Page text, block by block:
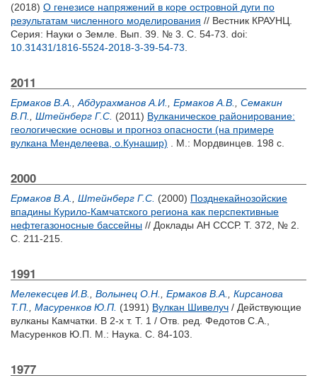
(2018) О генезисе напряжений в коре островной дуги по
результатам численного моделирования // Вестник КРАУНЦ.
Серия: Науки о Земле. Вып. 39. № 3. С. 54-73. doi:
10.31431/1816-5524-2018-3-39-54-73
2011
Ермаков В.А. Абдурахманов А.И. Ермаков А.В.
Семакин
В.П.
Штейнберг Г.С. (2011) Вулканическое районирование:
геологические основы и прогноз опасности (на примере
вулкана Менделеева, о.Кунашир) . М.: Мордвинцев. 198 с.
2000
Ермаков В.А. Штейнберг Г.С. (2000) Позднекайнозойские
впадины Курило-Камчатского региона как перспективные
нефтегазоносные бассейны // Доклады АН СССР. Т. 372, № 2.
С. 211-215.
1991
Мелекесцев И.В. Волынец О.Н. Ермаков В.А.
Кирсанова
Т.П.
Масуренков Ю.П. (1991) Вулкан Шивелуч / Действующие
вулканы Камчатки. В 2-х т. Т. 1 / Отв. ред. Федотов С.А.
Масуренков Ю.П.
М.: Наука. С. 84-103.
1977